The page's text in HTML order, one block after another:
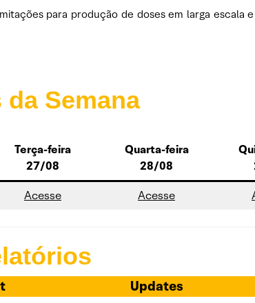
para produção de doses em larga escala
Semana
Terça-feira
27/08
Quarta-feira
28/08
Acesse Acesse
Updates